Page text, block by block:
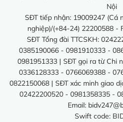
Nội
SĐT tiếp nhận: 19009247 (Cá
nghiệp)/(+84-24) 22200588 -
SĐT Tổng đài TTCSKH:
0385190066 - 0981910333 -
0981951333 | SĐT gọi ra từ Chi
0336128333 - 0766069388 -
0822150068 | SĐT xác minh giao
02422200520 - 0981358335 -
Email:
Swift code: